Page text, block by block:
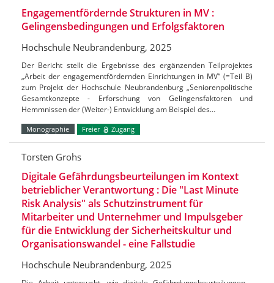
Engagementfördernde Strukturen in MV :
Gelingensbedingungen und Erfolgsfaktoren
Hochschule Neubrandenburg, 2025
Der Bericht stellt die Ergebnisse des ergänzenden Teilprojektes
„Arbeit der engagementfördernden Einrichtungen in MV“ (=Teil B)
zum Projekt der Hochschule Neubrandenburg „Seniorenpolitische
Gesamtkonzepte - Erforschung von Gelingensfaktoren und
Hemmnissen der (Weiter-) Entwicklung am Beispiel des…
Monographie Freier Zugang
Torsten Grohs
Digitale Gefährdungsbeurteilungen im Kontext
betrieblicher Verantwortung : Die "Last Minute
Risk Analysis" als Schutzinstrument für
Mitarbeiter und Unternehmer und Impulsgeber
für die Entwicklung der Sicherheitskultur und
Organisationswandel - eine Fallstudie
Hochschule Neubrandenburg, 2025